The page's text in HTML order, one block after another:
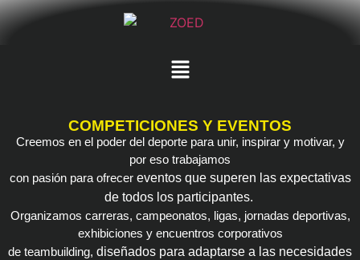
COMPETICIONES Y EVENTOS
Creemos en el poder del deporte para unir, inspirar y motivar, y
por eso trabajamos
con pasión para ofrecer eventos que superen las expectativas
de todos los participantes.
Organizamos carreras, campeonatos, ligas, jornadas deportivas,
exhibiciones y encuentros corporativos
de teambuilding, diseñados para adaptarse a las necesidades